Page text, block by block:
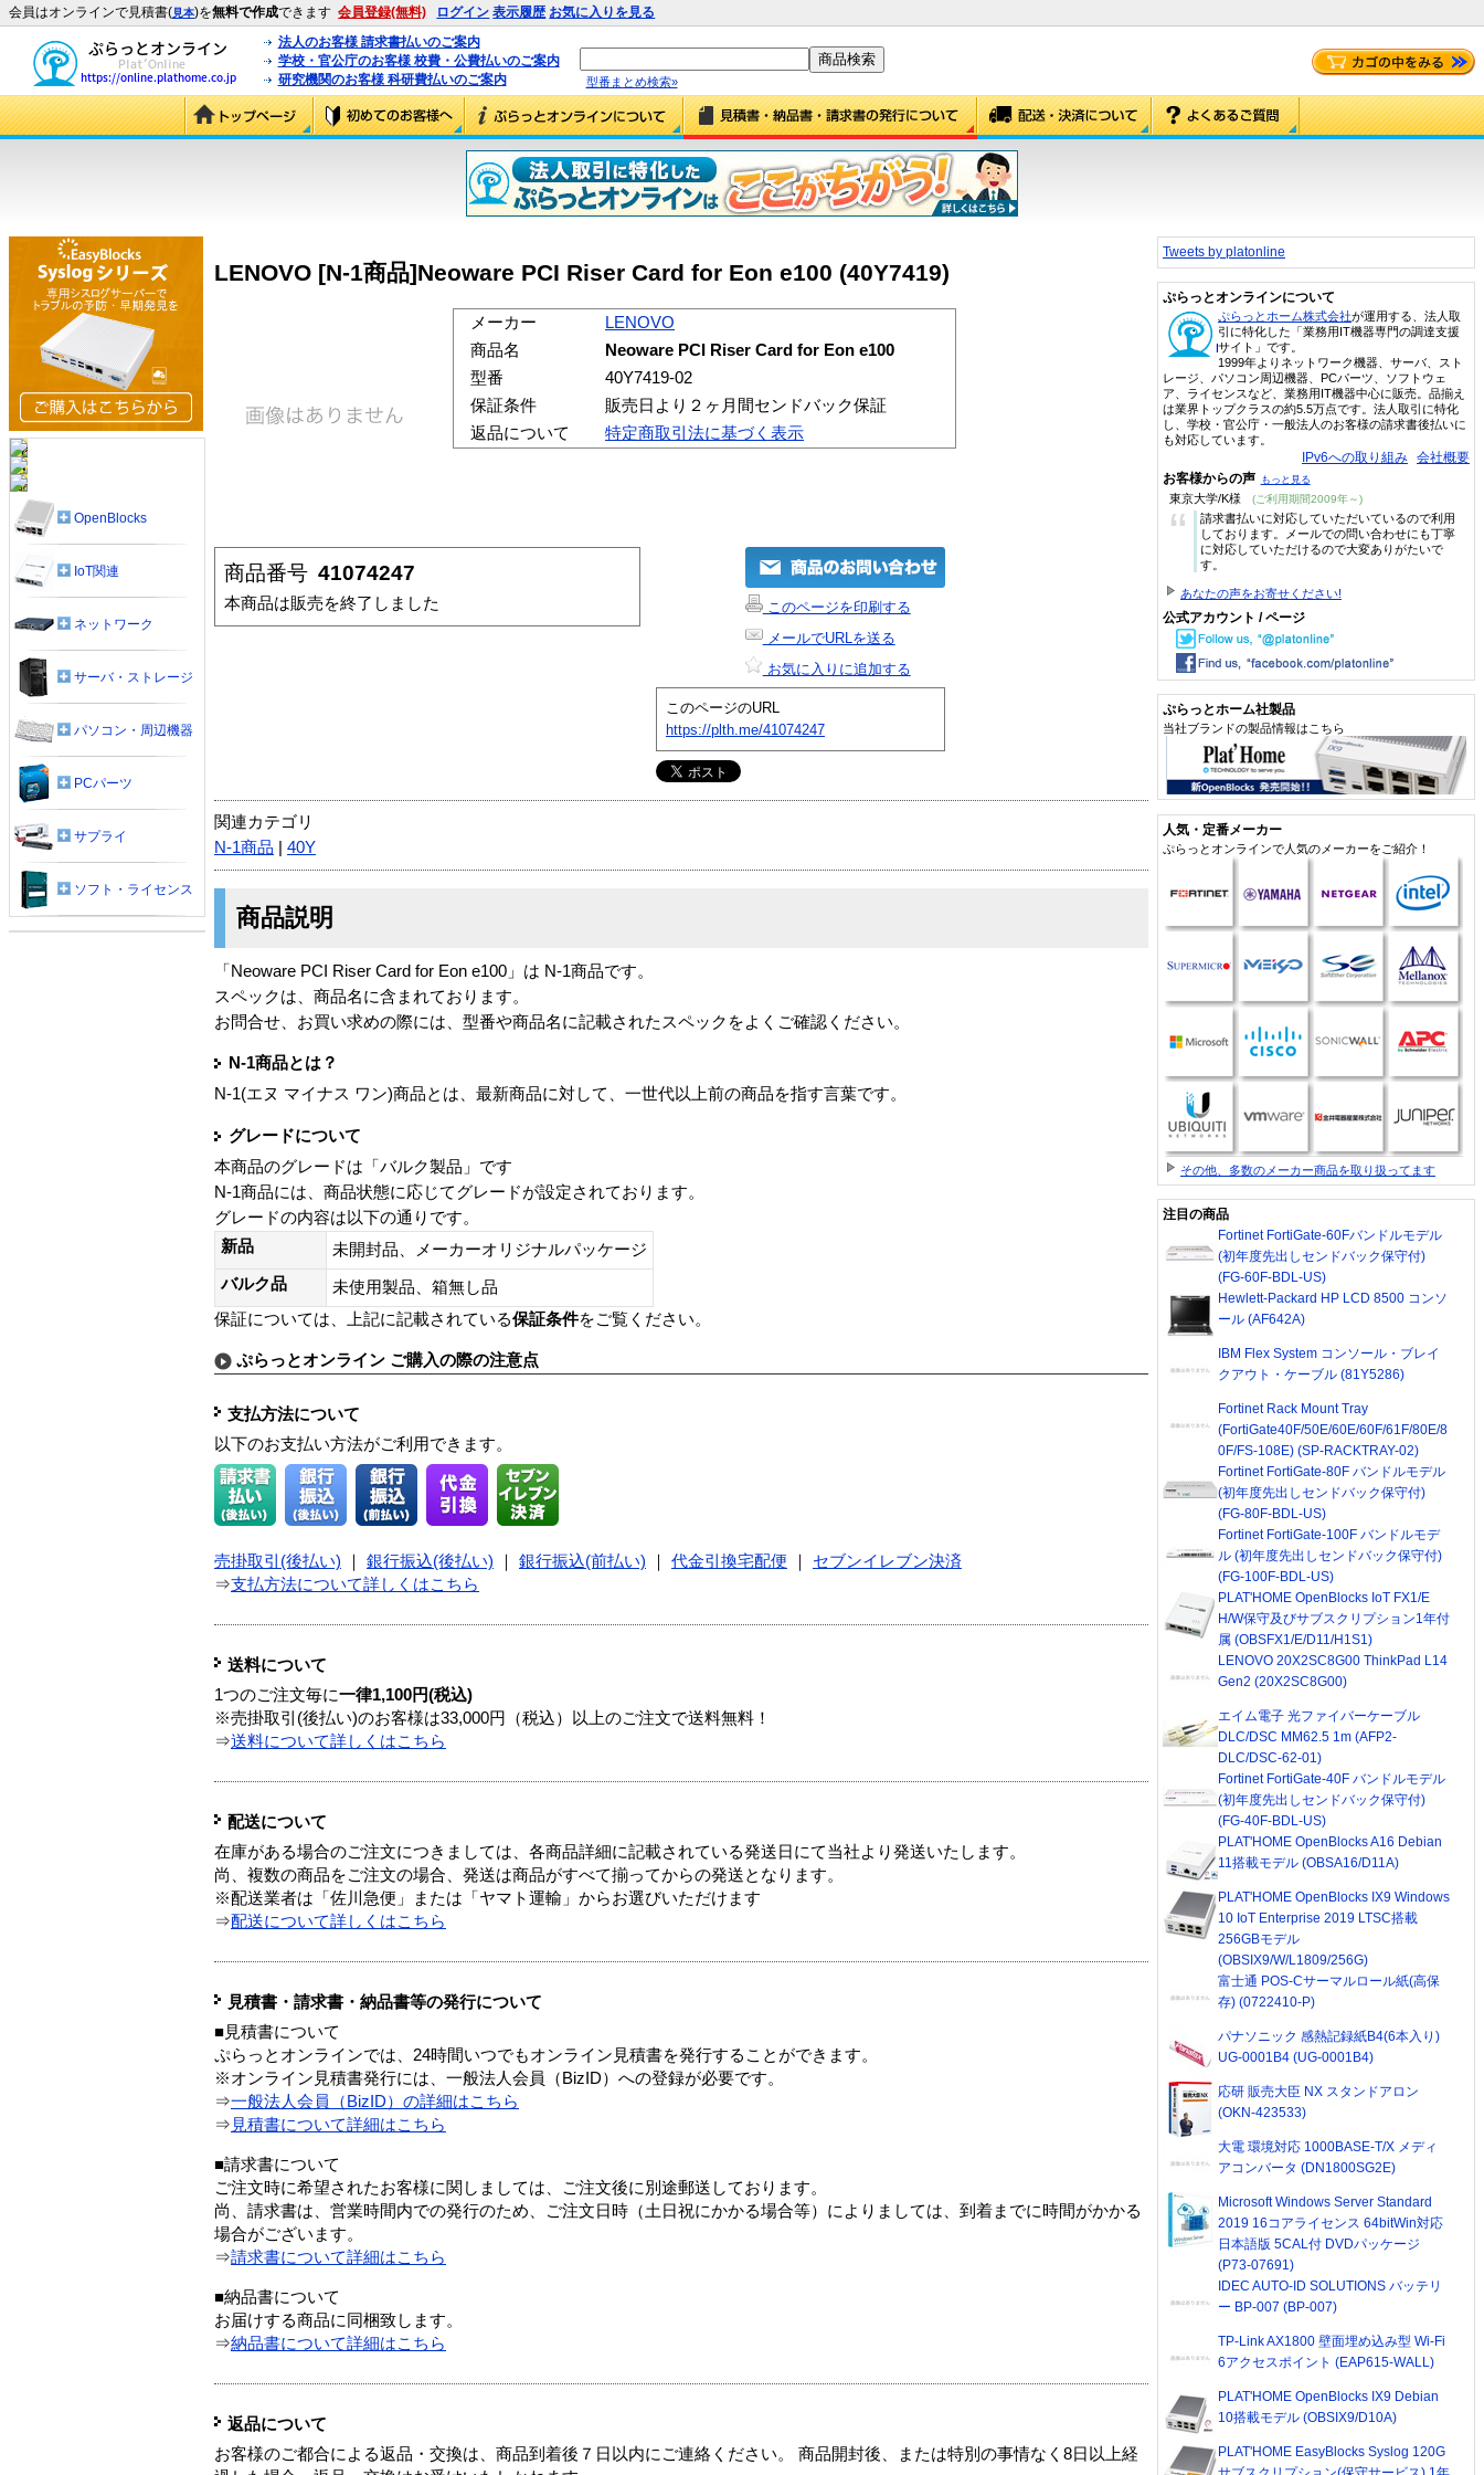
会員はオンラインで見積書(見本)を無料で作成できます 会員登録(無料) ログイン 表示履歴 お気に入りを見る
法人のお客様 請求書払いのご案内
学校・官公庁のお客様 校費・公費払いのご案内
研究機関のお客様 科研費払いのご案内
型番まとめ検索»
LENOVO [N-1商品]Neoware PCI Riser Card for Eon e100 (40Y7419)
メーカー
LENOVO
商品名
Neoware PCI Riser Card for Eon e100
型番
40Y7419-02
保証条件
販売日より２ヶ月間センドバック保証
返品について
特定商取引法に基づく表示
商品番号 41074247
本商品は販売を終了しました
このページを印刷する
メールでURLを送る
お気に入りに追加する
このページのURL
https://plth.me/41074247
関連カテゴリ
N-1商品
40Y
商品説明
「Neoware PCI Riser Card for Eon e100」は N-1商品です。
スペックは、商品名に含まれております。
お問合せ、お買い求めの際には、型番や商品名に記載されたスペックをよくご確認ください。
N-1商品とは？
N-1(エヌ マイナス ワン)商品とは、最新商品に対して、一世代以上前の商品を指す言葉です。
グレードについて
本商品のグレードは「バルク製品」です
N-1商品には、商品状態に応じてグレードが設定されております。
グレードの内容は以下の通りです。
新品
未開封品、メーカーオリジナルパッケージ
バルク品
未使用製品、箱無し品
保証については、上記に記載されている保証条件をご覧ください。
ぷらっとオンライン ご購入の際の注意点
支払方法について
以下のお支払い方法がご利用できます。
売掛取引(後払い) 銀行振込(後払い) 銀行振込(前払い) 代金引換宅配便
セブンイレブン決済
⇒支払方法について詳しくはこちら
送料について
1つのご注文毎に一律1,100円(税込)
※売掛取引(後払い)のお客様は33,000円（税込）以上のご注文で送料無料！
⇒送料について詳しくはこちら
配送について
在庫がある場合のご注文につきましては、各商品詳細に記載されている発送日にて当社より発送いたします。
尚、複数の商品をご注文の場合、発送は商品がすべて揃ってからの発送となります。
※配送業者は「佐川急便」または「ヤマト運輸」からお選びいただけます
⇒配送について詳しくはこちら
見積書・請求書・納品書等の発行について
■見積書について
ぷらっとオンラインでは、24時間いつでもオンライン見積書を発行することができます。
※オンライン見積書発行には、一般法人会員（BizID）への登録が必要です。
⇒一般法人会員（BizID）の詳細はこちら
⇒ 見積書について詳細はこちら
■請求書について
ご注文時に希望されたお客様に関しましては、ご注文後に別途郵送しております。
尚、請求書は、営業時間内での発行のため、ご注文日時（土日祝にかかる場合等）によりましては、到着までに時間がかかる
場合がございます。
⇒請求書について詳細はこちら
■納品書について
お届けする商品に同梱致します。
⇒納品書について詳細はこちら
返品について
お客様のご都合による返品・交換は、商品到着後７日以内にご連絡ください。 商品開封後、または特別の事情なく8日以上経
OpenBlocks
IoT関連
ネットワーク
サーバ・ストレージ
パソコン・周辺機器
PCパーツ
サプライ
ソフト・ライセンス
Tweets by platonline
ぷらっとオンラインについて
ぷらっとホーム株式会社が運用する、法人取
引に特化した「業務用IT機器専門の調達支援
サイト」です。
1999年よりネットワーク機器、サーバ、スト
レージ、パソコン周辺機器、PCパーツ、ソフトウェ
ア、ライセンスなど、業務用IT機器中心に販売。品揃え
は業界トップクラスの約5.5万点です。法人取引に特化
し、学校・官公庁・一般法人のお客様の請求書後払いに
も対応しています。
IPv6への取り組み 会社概要
お客様からの声 もっと見る
東京大学/K様 (ご利用期間2009年～)
“
請求書払いに対応していただいているので利用
しております。メールでの問い合わせにも丁寧
に対応していただけるので大変ありがたいで
す。
あなたの声をお寄せください!
公式アカウント / ページ
ぷらっとホーム社製品
当社ブランドの製品情報はこちら
人気・定番メーカー
ぷらっとオンラインで人気のメーカーをご紹介！
その他、多数のメーカー商品を取り扱ってます
注目の商品
Fortinet FortiGate-60Fバンドルモデル
(初年度先出しセンドバック保守付)
(FG-60F-BDL-US)
Hewlett-Packard HP LCD 8500 コンソ
ール (AF642A)
IBM Flex System コンソール・ブレイ
クアウト・ケーブル (81Y5286)
Fortinet Rack Mount Tray
(FortiGate40F/50E/60E/60F/61F/80E/8
0F/FS-108E) (SP-RACKTRAY-02)
Fortinet FortiGate-80F バンドルモデル
(初年度先出しセンドバック保守付)
(FG-80F-BDL-US)
Fortinet FortiGate-100F バンドルモデ
ル (初年度先出しセンドバック保守付)
(FG-100F-BDL-US)
PLAT'HOME OpenBlocks IoT FX1/E
H/W保守及びサブスクリプション1年付
属 (OBSFX1/E/D11/H1S1)
LENOVO 20X2SC8G00 ThinkPad L14
Gen2 (20X2SC8G00)
エイム電子 光ファイバーケーブル
DLC/DSC MM62.5 1m (AFP2-
DLC/DSC-62-01)
Fortinet FortiGate-40F バンドルモデル
(初年度先出しセンドバック保守付)
(FG-40F-BDL-US)
PLAT'HOME OpenBlocks A16 Debian
11搭載モデル (OBSA16/D11A)
PLAT'HOME OpenBlocks IX9 Windows
10 IoT Enterprise 2019 LTSC搭載
256GBモデル
(OBSIX9/W/L1809/256G)
富士通 POS-Cサーマルロール紙(高保
存) (0722410-P)
パナソニック 感熱記録紙B4(6本入り)
UG-0001B4 (UG-0001B4)
応研 販売大臣 NX スタンドアロン
(OKN-423533)
大電 環境対応 1000BASE-T/X メディ
アコンバータ (DN1800SG2E)
Microsoft Windows Server Standard
2019 16コアライセンス 64bitWin対応
日本語版 5CAL付 DVDパッケージ
(P73-07691)
IDEC AUTO-ID SOLUTIONS バッテリ
ー BP-007 (BP-007)
TP-Link AX1800 壁面埋め込み型 Wi-Fi
6アクセスポイント (EAP615-WALL)
PLAT'HOME OpenBlocks IX9 Debian
10搭載モデル (OBSIX9/D10A)
PLAT'HOME EasyBlocks Syslog 120G